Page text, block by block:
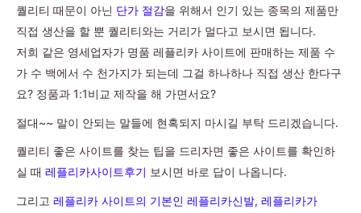
퀄리티 때문이 아닌 단가 절감을 위해서 인기 있는 종목의 제품만
직접 생산을 할 뿐 퀄리티와는 거리가 멀다고 보시면 됩니다.
저희 같은 영세업자가 명품 레플리카 사이트에 판매하는 제품 수
가 수 백에서 수 천가지가 되는데 그걸 하나하나 직접 생산 한다구
요? 정품과 1:1비교 제작을 해 가면서요?
절대~~ 말이 안되는 말들에 현혹되지 마시길 부탁 드리겠습니다.
퀄리티 좋은 사이트를 찾는 팁을 드리자면 좋은 사이트를 확인하
실 때 레플리카사이트후기 보시면 바로 답이 나옵니다.
그리고 레플리카 사이트의 기본인 레플리카신발, 레플리카가